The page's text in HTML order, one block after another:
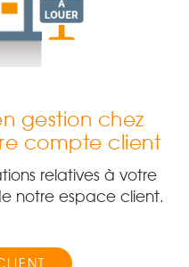
gestion chez
compte client
relatives à votre
notre espace client.